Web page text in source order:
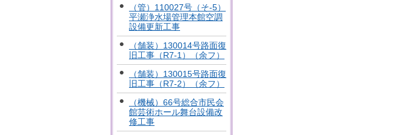
（管）110027号（そ-5）
平瀬浄水場管理本館空調
設備更新工事
（舗装）130014号路面復
旧工事（R7-1）（余フ）
（舗装）130015号路面復
旧工事（R7-2）（余フ）
（機械）66号総合市民会
館芸術ホール舞台設備改
修工事